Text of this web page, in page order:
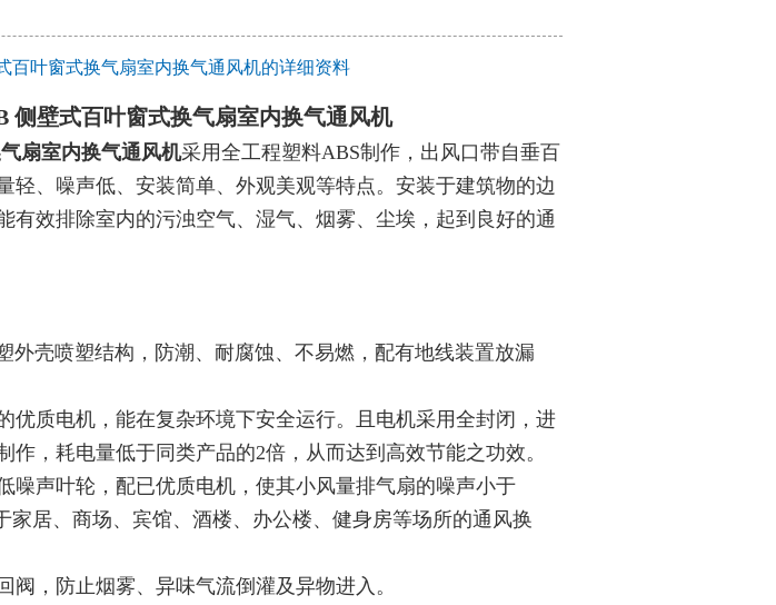
百叶窗式换气扇室内换气通风机的详细资料
侧壁式百叶窗式换气扇室内换气通风机
扇室内换气通风机采用全工程塑料ABS制作，出风口带自垂百
轻、噪声低、安装简单、外观美观等特点。安装于建筑物的边
有效排除室内的污浊空气、湿气、烟雾、尘埃，起到良好的通
外壳喷塑结构，防潮、耐腐蚀、不易燃，配有地线装置放漏
优质电机，能在复杂环境下安全运行。且电机采用全封闭，进
作，耗电量低于同类产品的2倍，从而达到高效节能之功效。
噪声叶轮，配已优质电机，使其小风量排气扇的噪声小于
家居、商场、宾馆、酒楼、办公楼、健身房等场所的通风换
阀，防止烟雾、异味气流倒灌及异物进入。